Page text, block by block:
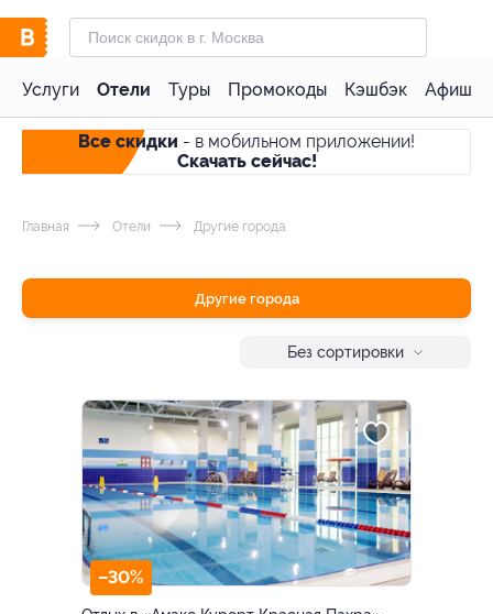
Услуги Отели Туры Промокоды Кэшбэк Афиша
Все скидки - в мобильном приложении!
Скачать сейчас!
Главная Отели Другие города
Другие города
Без сортировки
–30%